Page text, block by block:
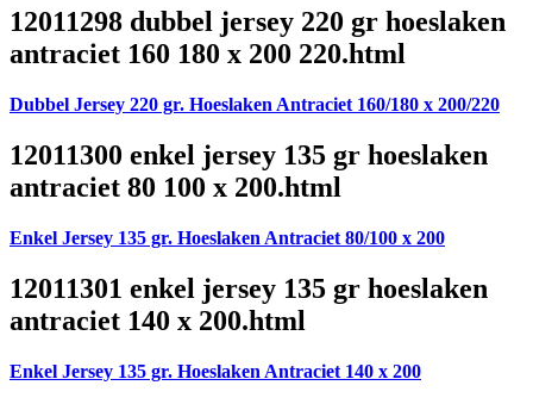
12011298 dubbel jersey 220 gr hoeslaken
antraciet 160 180 x 200 220.html
Dubbel Jersey 220 gr. Hoeslaken Antraciet 160/180 x 200/220
12011300 enkel jersey 135 gr hoeslaken
antraciet 80 100 x 200.html
Enkel Jersey 135 gr. Hoeslaken Antraciet 80/100 x 200
12011301 enkel jersey 135 gr hoeslaken
antraciet 140 x 200.html
Enkel Jersey 135 gr. Hoeslaken Antraciet 140 x 200